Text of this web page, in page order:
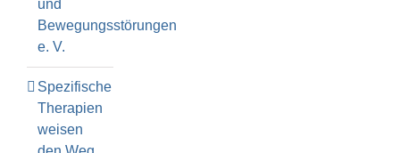
und
Bewegungsstörungen
e. V.
Spezifische
Therapien
weisen